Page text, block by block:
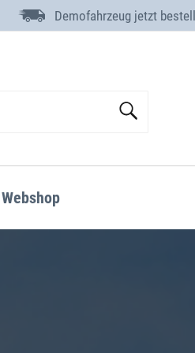
Demofahrzeug jetzt
Webshop